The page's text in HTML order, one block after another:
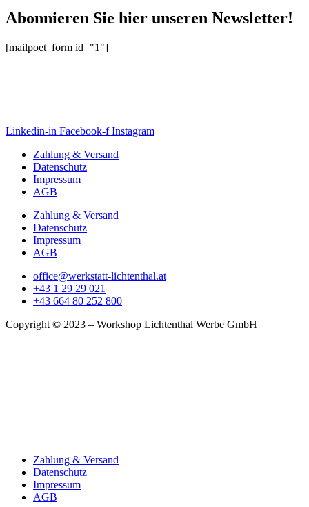
Abonnieren Sie hier unseren Newsletter!
[mailpoet_form id="1"]
Linkedin-in Facebook-f Instagram
Zahlung & Versand
Datenschutz
Impressum
AGB
Zahlung & Versand
Datenschutz
Impressum
AGB
office@werkstatt-lichtenthal.at
+43 1 29 29 021
+43 664 80 252 800
Copyright © 2023 – Workshop Lichtenthal Werbe GmbH
Zahlung & Versand
Datenschutz
Impressum
AGB